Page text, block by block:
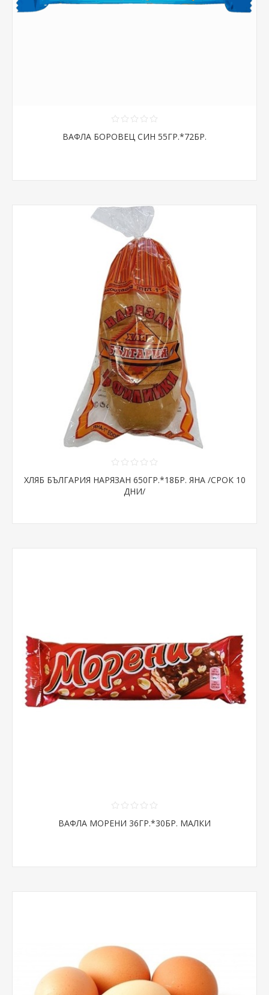
ВАФЛА БОРОВЕЦ СИН 55ГР.*72БР.
ХЛЯБ БЪЛГАРИЯ НАРЯЗАН 650ГР.*18БР. ЯНА /СРОК 10
ДНИ/
ВАФЛА МОРЕНИ 36ГР.*30БР. МАЛКИ